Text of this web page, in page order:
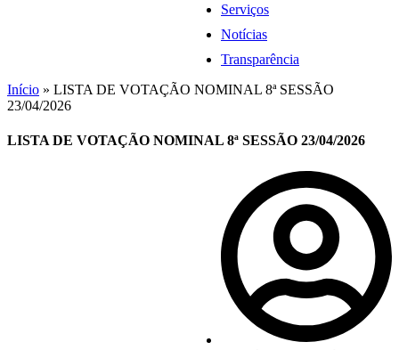
Serviços
Notícias
Transparência
Início » LISTA DE VOTAÇÃO NOMINAL 8ª SESSÃO
23/04/2026
LISTA DE VOTAÇÃO NOMINAL 8ª SESSÃO 23/04/2026